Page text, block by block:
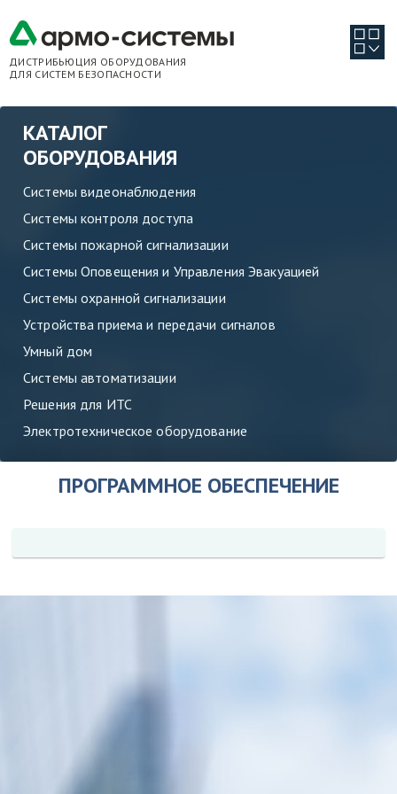
ДИСТРИБЬЮЦИЯ ОБОРУДОВАНИЯ
ДЛЯ СИСТЕМ БЕЗОПАСНОСТИ
КАТАЛОГ
ОБОРУДОВАНИЯ
Системы видеонаблюдения
Системы контроля доступа
Системы пожарной сигнализации
Системы Оповещения и Управления Эвакуацией
Системы охранной сигнализации
Устройства приема и передачи сигналов
Умный дом
Системы автоматизации
Решения для ИТС
Электротехническое оборудование
ПРОГРАММНОЕ ОБЕСПЕЧЕНИЕ